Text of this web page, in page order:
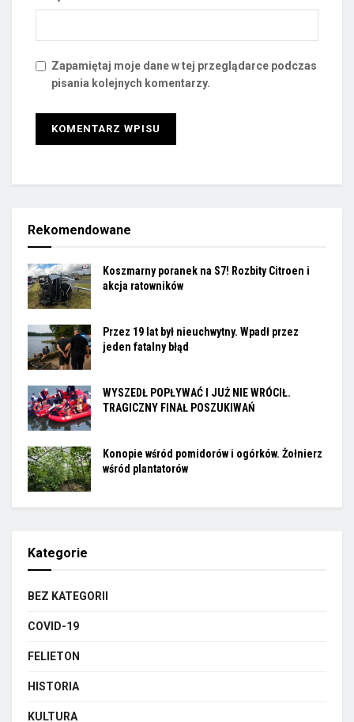
Zapamiętaj moje dane w tej przeglądarce podczas
pisania kolejnych komentarzy.
Rekomendowane
Koszmarny poranek na S7! Rozbity Citroen i
akcja ratowników
Przez 19 lat był nieuchwytny. Wpadł przez
jeden fatalny błąd
WYSZEDŁ POPŁYWAĆ I JUŻ NIE WRÓCIŁ.
TRAGICZNY FINAŁ POSZUKIWAŃ
Konopie wśród pomidorów i ogórków. Żołnierz
wśród plantatorów
Kategorie
BEZ KATEGORII
COVID-19
FELIETON
HISTORIA
KULTURA